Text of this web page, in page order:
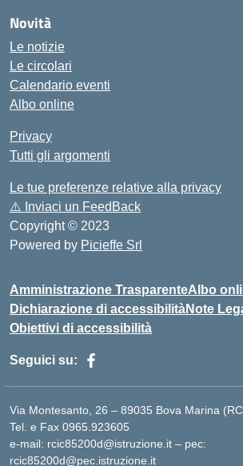
Novità
Le notizie
Le circolari
Calendario eventi
Albo online
Privacy
Tutti gli argomenti
Le tue preferenze relative alla privacy
⚠️ Inviaci un FeedBack
Copyright © 2023
Powered by Picieffe Srl
Amministrazione TrasparenteAlbo
Dichiarazione di accessibilitàNote
Obiettivi di accessibilità
Seguici su:
Via Montesanto, 26 – 89035 Bova Marina
Tel. e Fax 0965.923605
e-mail: rcic85200d@istruzione.it – pec:
rcic85200d@pec.istruzione.it